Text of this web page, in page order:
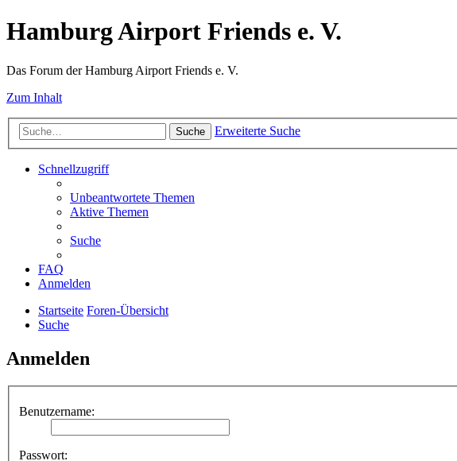
Hamburg Airport Friends e. V.
Das Forum der Hamburg Airport Friends e. V.
Zum Inhalt
Suche Erweiterte Suche
Schnellzugriff
Unbeantwortete Themen
Aktive Themen
Suche
FAQ
Anmelden
Startseite Foren-Übersicht
Suche
Anmelden
Benutzername:
Passwort: